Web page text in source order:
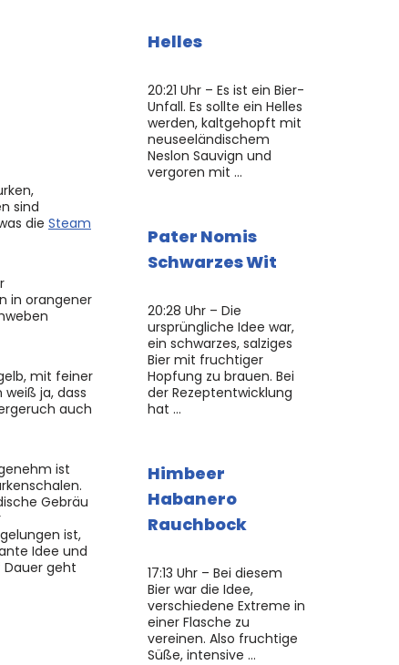
sind
die Steam
in orangener
mit feiner
ja, dass
auch
ist
Gebräu
ist,
Idee und
Dauer geht
Helles
20:21 Uhr – Es ist ein Bier-
Unfall. Es sollte ein Helles
werden, kaltgehopft mit
neuseeländischem
Neslon Sauvign und
vergoren mit …
Pater Nomis
Schwarzes Wit
20:28 Uhr – Die
ursprüngliche Idee war,
ein schwarzes, salziges
Bier mit fruchtiger
Hopfung zu brauen. Bei
der Rezeptentwicklung
hat …
Himbeer
Habanero
Rauchbock
17:13 Uhr – Bei diesem
Bier war die Idee,
verschiedene Extreme in
einer Flasche zu
vereinen. Also fruchtige
Süße, intensive …